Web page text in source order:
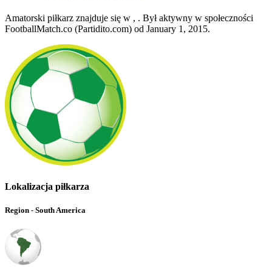
Amatorski piłkarz znajduje się w , . Był aktywny w społeczności
FootballMatch.co (Partidito.com) od January 1, 2015.
Lokalizacja piłkarza
Region - South America